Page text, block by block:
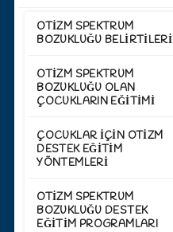
OTIZM SPEKTRUM
BOZUKLUĞU BELIRTILERI
OTIZM SPEKTRUM
BOZUKLUĞU OLAN
ÇOCUKLARIN EĞITIMI
ÇOCUKLAR İÇIN OTIZM
DESTEK EĞITIM
YÖNTEMLERI
OTIZM SPEKTRUM
BOZUKLUĞU DESTEK
EĞITIM PROGRAMLARI